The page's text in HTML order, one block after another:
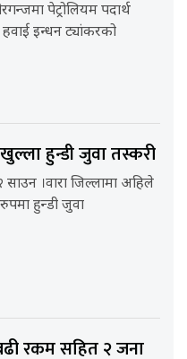
पेट्रोलियम पदार्थ
इन्धन ट्यांकरको
खुल्ला हुन्डी जुवा तस्करी
साउन ।वारा जिल्लामा अहिले
हुन्डी जुवा
रकम सहित २ जना